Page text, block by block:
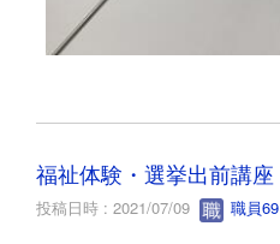
福祉体験・選挙出前講座
投稿日時 : 2021/07/09 職員69